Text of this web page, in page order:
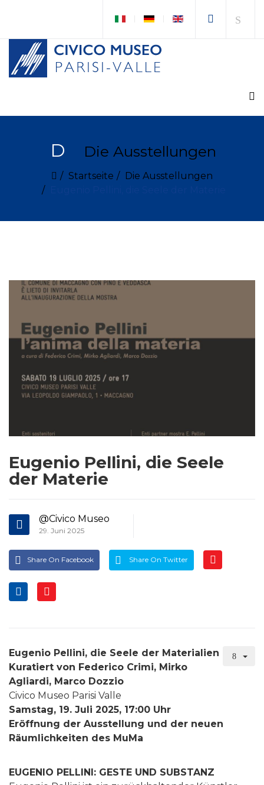
D Die Ausstellungen
Startseite
Die Ausstellungen
Eugenio Pellini, die Seele
der Materie
@Civico Museo
29. Juni 2025
Share On Facebook Share On Twitter
Eugenio Pellini, die Seele der Materialien
Kuratiert von Federico Crimi, Mirko
Agliardi, Marco Dozzio
Civico Museo Parisi Valle
Samstag, 19. Juli 2025, 17:00 Uhr
Eröffnung der Ausstellung und der neuen
Räumlichkeiten des MuMa
EUGENIO PELLINI: GESTE UND SUBSTANZ